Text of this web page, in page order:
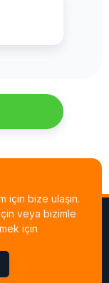
için bize ulaşın.
veya bizimle
için